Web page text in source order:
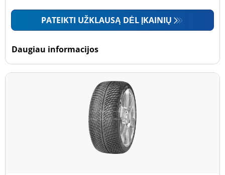
PATEIKTI UŽKLAUSĄ DĖL ĮKAINIŲ
Daugiau informacijos